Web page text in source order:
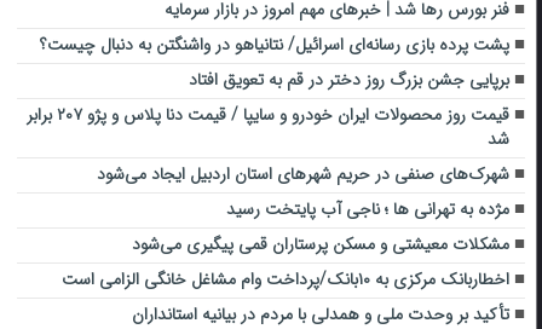
فنر بورس رها شد | خبرهای مهم امروز در بازار سرمایه
پشت پرده بازی رسانه‌ای اسرائیل/ نتانیاهو در واشنگتن به دنبال چیست؟
برپایی جشن بزرگ روز دختر در قم به تعویق افتاد
قیمت روز محصولات ایران خودرو و سایپا / قیمت دنا پلاس و پژو ۲۰۷ برابر
شد
شهرک‌های صنفی در حریم شهرهای استان اردبیل ایجاد می‌شود
مژده به تهرانی ها ؛ ناجی آب پایتخت رسید
مشکلات معیشتی و مسکن پرستاران قمی پیگیری می‌شود
اخطاربانک مرکزی به ۱۰بانک‌/پرداخت وام مشاغل خانگی الزامی است
تأکید بر وحدت ملی و همدلی با مردم در بیانیه استانداران